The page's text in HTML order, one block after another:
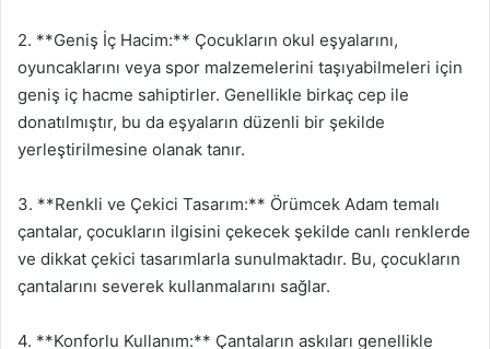
2. **Geniş İç Hacim:** Çocukların okul eşyalarını,
oyuncaklarını veya spor malzemelerini taşıyabilmeleri için
geniş iç hacme sahiptirler. Genellikle birkaç cep ile
donatılmıştır, bu da eşyaların düzenli bir şekilde
yerleştirilmesine olanak tanır.
3. **Renkli ve Çekici Tasarım:** Örümcek Adam temalı
çantalar, çocukların ilgisini çekecek şekilde canlı renklerde
ve dikkat çekici tasarımlarla sunulmaktadır. Bu, çocukların
çantalarını severek kullanmalarını sağlar.
4. **Konforlu Kullanım:** Çantaların askıları genellikle